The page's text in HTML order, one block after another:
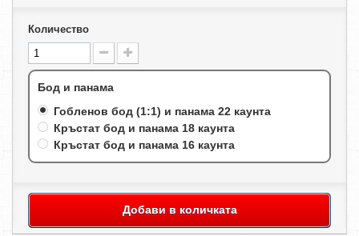
Количество
Бод и панама
Гобленов бод (1:1) и панама 22 каунта
Кръстат бод и панама 18 каунта
Кръстат бод и панама 16 каунта
Добави в количката